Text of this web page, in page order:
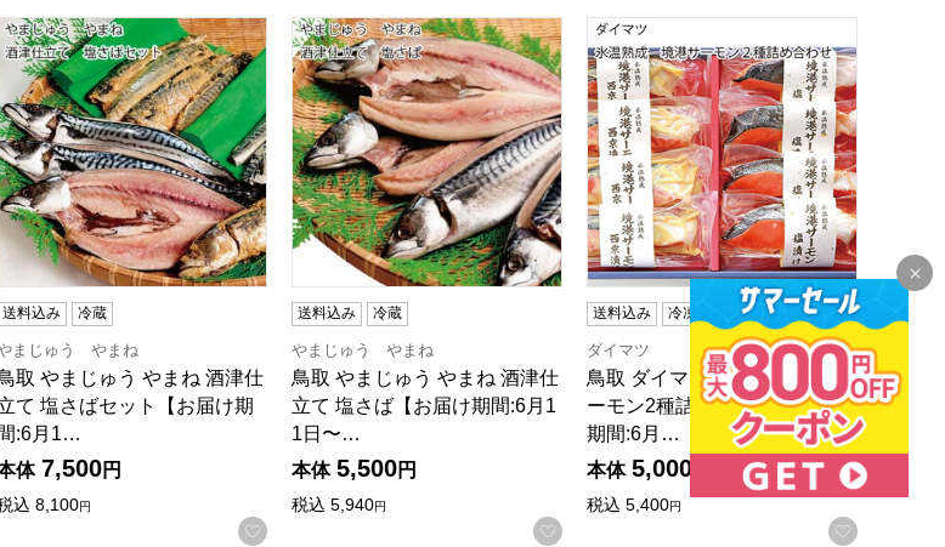
【NN】
に入りに登録する
鳥取 やまじゅう やまね 酒津仕立て 塩さばセット【お届け期間:6月11日〜8月25日】【旬鮮便】【NN】
送料込み 冷蔵
まじゅう やまね
取 やまじゅう やまね 酒津仕
て 塩さばセット【お届け期
間:6月1…
体 7,500円
込 8,100円
お気に入りに登録する
鳥取 やまじゅう やまね 酒津仕立て 塩さば【お届け期間:6月11日〜8月25
送料込み 冷蔵
やまじゅう やまね
鳥取 やまじゅう やまね 酒津仕
立て 塩さば【お届け期間:6月1
1日〜…
本体 5,500円
税込 5,940円
お気に入りに登録する
鳥取 ダイマツ 氷温熟成 境港サーモン2
送料込み 冷凍
ダイマツ
鳥取 ダイマツ 氷温熟成 境港サ
ーモン2種詰め合わせ【お届け
期間:6月…
本体 5,000
税込 5,400円
お気に入